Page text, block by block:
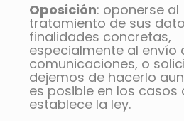
Oposición: oponerse al
tratamiento de sus
finalidades concretas,
especialmente al envío
comunicaciones, o
dejemos de hacerlo
es posible en los casos
establece la ley.